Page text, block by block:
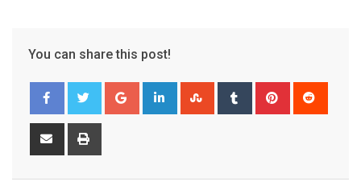
You can share this post!